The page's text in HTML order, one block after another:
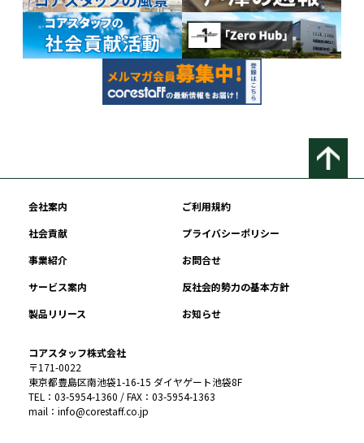
会社案内
ご利用規約
社会貢献
プライバシーポリシー
事業紹介
お問合せ
サービス案内
反社会的勢力の基本方針
製品リリース
お知らせ
コアスタッフ株式会社
〒171-0022
東京都豊島区南池袋1-16-15 ダイヤゲート池袋8F
TEL：03-5954-1360 / FAX：03-5954-1363
mail：info@corestaff.co.jp